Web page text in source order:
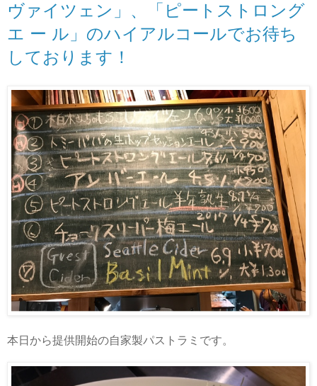
ヴァイツェン」、「ピートストロング
エ ー ル」のハイアルコールでお待ち
しております！
本日から提供開始の自家製パストラミです。